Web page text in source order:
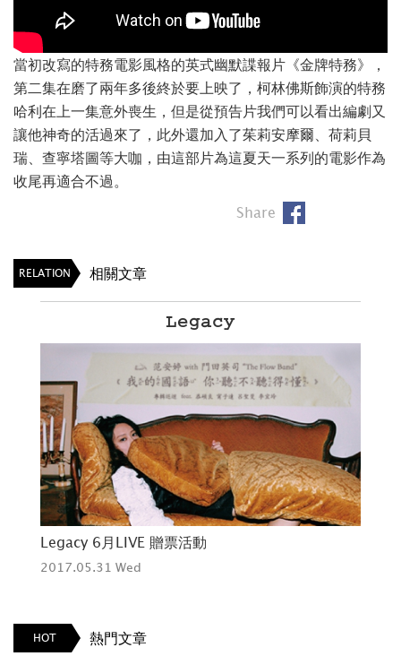
當初改寫的特務電影風格的英式幽默諜報片《金牌特務》，
第二集在磨了兩年多後終於要上映了，柯林佛斯飾演的特務
哈利在上一集意外喪生，但是從預告片我們可以看出編劇又
讓他神奇的活過來了，此外還加入了茱莉安摩爾、荷莉貝
瑞、查寧塔圖等大咖，由這部片為這夏天一系列的電影作為
收尾再適合不過。
Share
RELATION 相關文章
者聯盟世界巡迴展》台北站
HOT 熱門文章